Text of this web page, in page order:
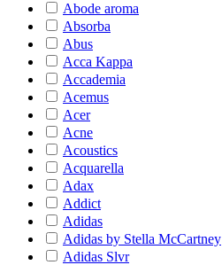
Abode aroma
Absorba
Abus
Acca Kappa
Accademia
Acemus
Acer
Acne
Acoustics
Acquarella
Adax
Addict
Adidas
Adidas by Stella McCartney
Adidas Slvr